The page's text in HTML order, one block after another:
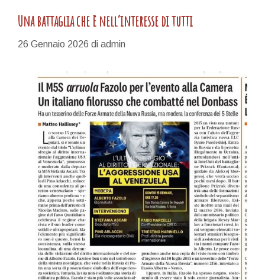
Una battaglia che è nell’interesse di tutti
26 Gennaio 2026 di admin